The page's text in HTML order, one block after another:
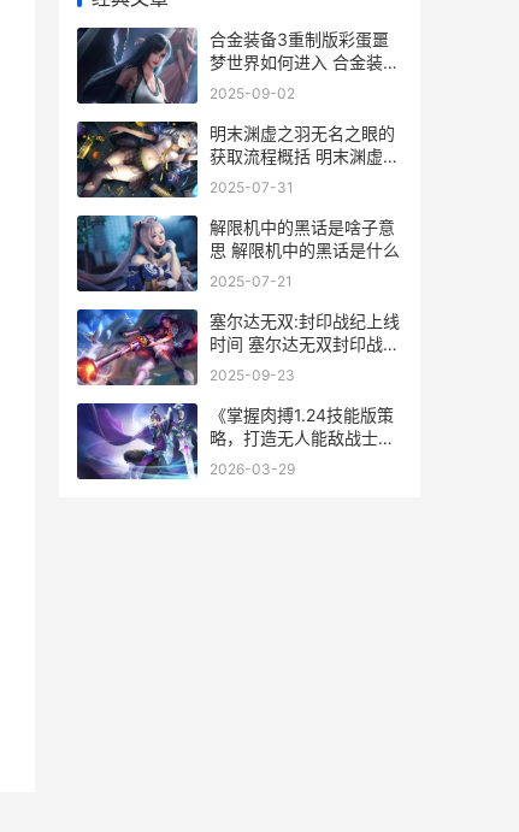
合金装备3重制版彩蛋噩
梦世界如何进入 合金装备
3重制版
2025-09-02
明末渊虚之羽无名之眼的
获取流程概括 明末渊虚之
羽无解说试玩
2025-07-31
解限机中的黑话是啥子意
思 解限机中的黑话是什么
2025-07-21
塞尔达无双:封印战纪上线
时间 塞尔达无双封印战记
1能玩吗
2025-09-23
《掌握肉搏1.24技能版策
略，打造无人能敌战士》
（解密绝顶技能组合，征
2026-03-29